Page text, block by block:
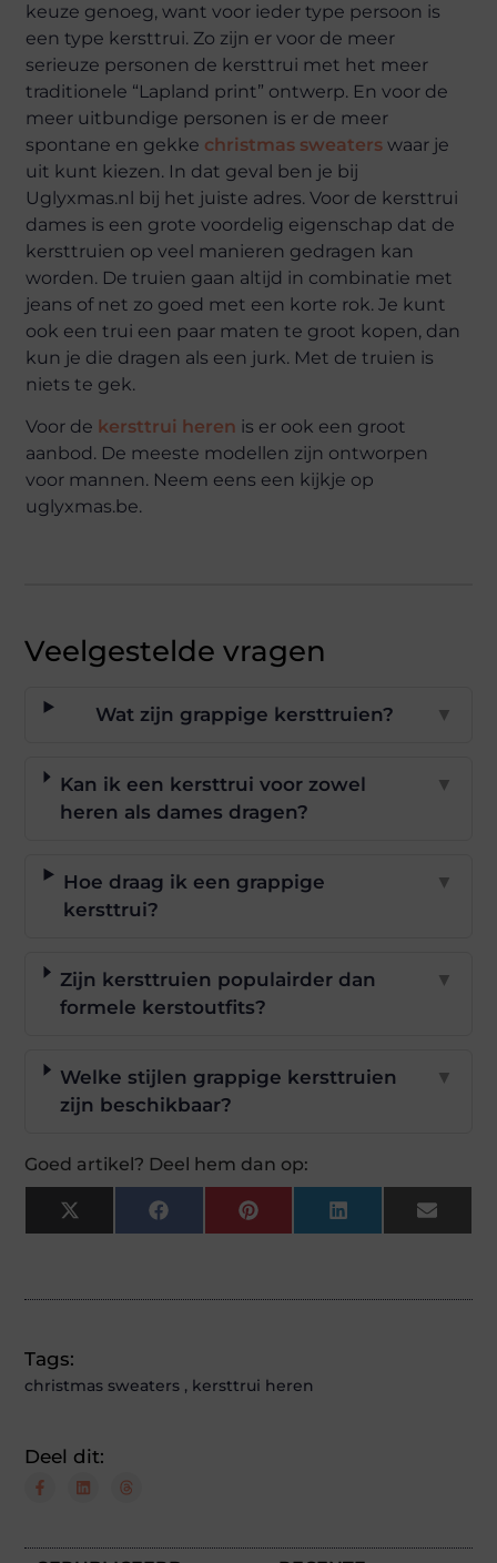
keuze genoeg, want voor ieder type persoon is
een type kersttrui. Zo zijn er voor de meer
serieuze personen de kersttrui met het meer
traditionele “Lapland print” ontwerp. En voor de
meer uitbundige personen is er de meer
spontane en gekke christmas sweaters waar je
uit kunt kiezen. In dat geval ben je bij
Uglyxmas.nl bij het juiste adres. Voor de kersttrui
dames is een grote voordelig eigenschap dat de
kersttruien op veel manieren gedragen kan
worden. De truien gaan altijd in combinatie met
jeans of net zo goed met een korte rok. Je kunt
ook een trui een paar maten te groot kopen, dan
kun je die dragen als een jurk. Met de truien is
niets te gek.
Voor de kersttrui heren is er ook een groot
aanbod. De meeste modellen zijn ontworpen
voor mannen. Neem eens een kijkje op
uglyxmas.be.
Veelgestelde vragen
Wat zijn grappige kersttruien? ▼
Kan ik een kersttrui voor zowel
heren als dames dragen?
▼
Hoe draag ik een grappige
kersttrui?
▼
Zijn kersttruien populairder dan
formele kerstoutfits?
▼
Welke stijlen grappige kersttruien
zijn beschikbaar?
▼
Goed artikel? Deel hem dan op:
X
(Twitter)
FacebookPinterestLinkedInEmail
Tags:
christmas sweaters , kersttrui heren
Deel dit: